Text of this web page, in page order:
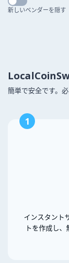
新しいベンダーを隠す
簡単で安全です。
1
インスタント
トを作成し